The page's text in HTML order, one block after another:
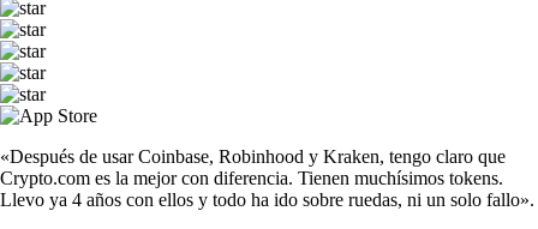
«Después de usar Coinbase, Robinhood y Kraken, tengo claro que
Crypto.com es la mejor con diferencia. Tienen muchísimos tokens.
Llevo ya 4 años con ellos y todo ha ido sobre ruedas, ni un solo fallo».